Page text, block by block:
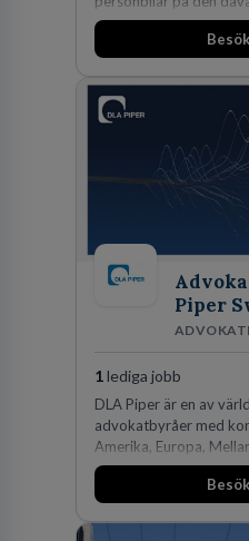
huvudanläggningen i
man expanderat
den största privata
Lastvagnar och finns
orter i södra Sverige.
Piper
1lediga jobb
DLA Piper är en av
advokatbyråer med
Amerika, Europa,
och Oceanien. Vi är
affärsjuridikens alla
fler än 450 jurister på